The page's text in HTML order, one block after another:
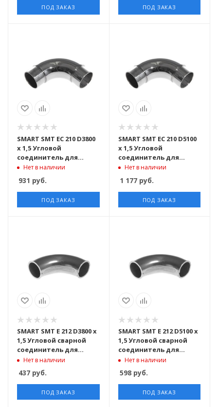
ПОД ЗАКАЗ ПОД ЗАКАЗ
SMART SMT EC 210 D3800
x 1,5 Угловой
соединитель для
трубы D38,1 x 1,5 mm
марка стали AISI 304
Нет в наличии
931 руб.
ПОД ЗАКАЗ
SMART SMT EC 210 D5100
x 1,5 Угловой
соединитель для
трубы D50,8 x 1,5 mm
марка стали AISI 304
Нет в наличии
1 177руб.
ПОД ЗАКАЗ
SMART SMT E 212 D3800 x
1,5 Угловой сварной
соединитель для
трубы D38,1 x 1,5 mm
марка стали AISI 304
Нет в наличии
437 руб.
ПОД ЗАКАЗ
SMART SMT E 212 D5100 x
1,5 Угловой сварной
соединитель для
трубы D50,8 x 1,5 mm
марка стали AISI 304
Нет в наличии
598руб.
ПОД ЗАКАЗ